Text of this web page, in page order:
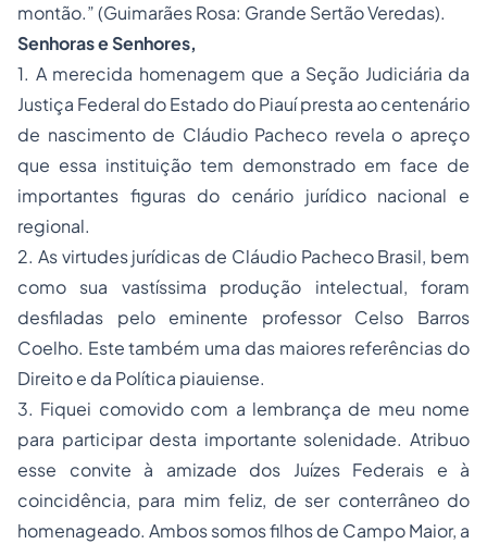
montão.” (Guimarães Rosa: Grande Sertão Veredas).
Senhoras e Senhores,
1. A merecida homenagem que a Seção Judiciária da
Justiça Federal do Estado do Piauí presta ao centenário
de nascimento de Cláudio Pacheco revela o apreço
que essa instituição tem demonstrado em face de
importantes figuras do cenário jurídico nacional e
regional.
2. As virtudes jurídicas de Cláudio Pacheco Brasil, bem
como sua vastíssima produção intelectual, foram
desfiladas pelo eminente professor Celso Barros
Coelho. Este também uma das maiores referências do
Direito e da Política piauiense.
3. Fiquei comovido com a lembrança de meu nome
para participar desta importante solenidade. Atribuo
esse convite à amizade dos Juízes Federais e à
coincidência, para mim feliz, de ser conterrâneo do
homenageado. Ambos somos filhos de Campo Maior, a